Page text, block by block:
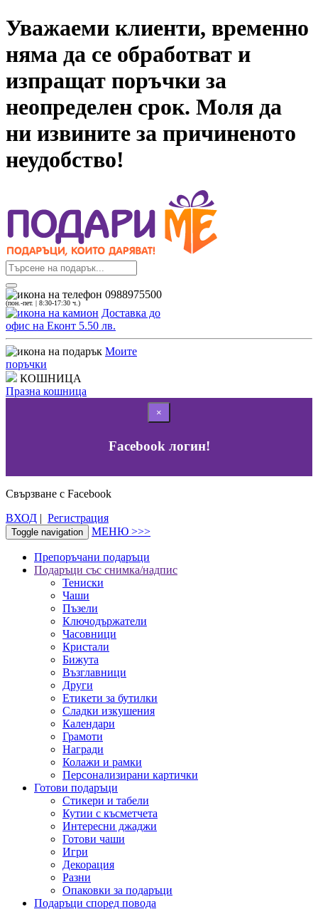
Уважаеми клиенти, временно
няма да се обработват и
изпращат поръчки за
неопределен срок. Моля да
ни извините за причиненото
неудобство!
0988975500
(пон.-пет. | 8:30-17:30 ч.)
Доставка до
офис на Еконт 5.50 лв.
Моите
поръчки
КОШНИЦА
Празна кошница
×
Facebook логин!
Свързване с Facebook
ВХОД | Регистрация
Toggle navigation МЕНЮ >>>
Препоръчани подаръци
Подаръци със снимка/надпис
Тениски
Чаши
Пъзели
Ключодържатели
Часовници
Кристали
Бижута
Възглавници
Други
Етикети за бутилки
Сладки изкушения
Календари
Грамоти
Награди
Колажи и рамки
Персонализирани картички
Готови подаръци
Стикери и табели
Кутии с късметчета
Интересни джаджи
Готови чаши
Игри
Декорация
Разни
Опаковки за подаръци
Подаръци според повода